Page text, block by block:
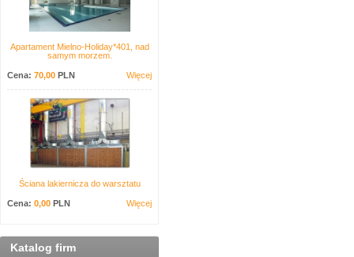
Apartament Mielno-Holiday*401, nad
samym morzem.
Cena: 70,00 PLN Więcej
Ściana lakiernicza do warsztatu
Cena: 0,00 PLN Więcej
Katalog firm